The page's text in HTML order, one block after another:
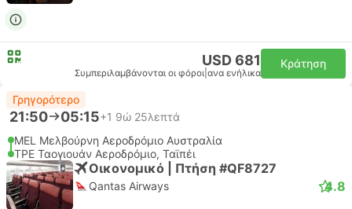
USD 681
Συμπεριλαμβάνονται οι φόροι ανα ενήλικα
Κράτηση
Γρηγορότερο
21:50 05:15+1 9ώ 25λεπτά
MEL Μελβούρνη Αεροδρόμιο Αυστραλία
TPE Ταογιουάν Αεροδρόμιο, Ταϊπέι
Οικονομικό | Πτήση #QF8727
Qantas Airways 4.8